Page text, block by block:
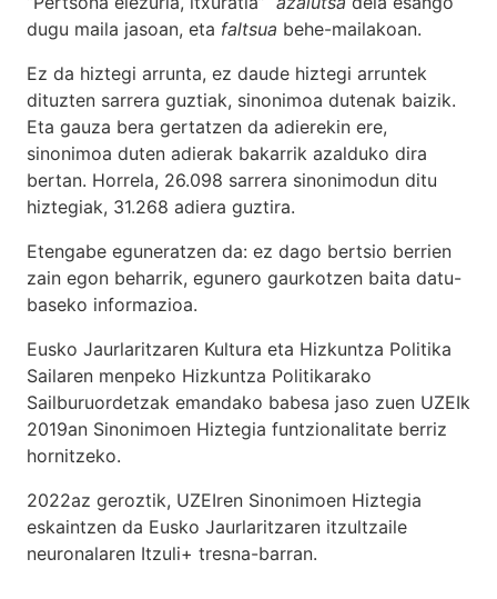
dugu maila jasoan, eta faltsua behe-mailakoan.
Ez da hiztegi arrunta, ez daude hiztegi arruntek
dituzten sarrera guztiak, sinonimoa dutenak baizik.
Eta gauza bera gertatzen da adierekin ere,
sinonimoa duten adierak bakarrik azalduko dira
bertan. Horrela, 26.098 sarrera sinonimodun ditu
hiztegiak, 31.268 adiera guztira.
Etengabe eguneratzen da: ez dago bertsio berrien
zain egon beharrik, egunero gaurkotzen baita datu-
baseko informazioa.
Eusko Jaurlaritzaren Kultura eta Hizkuntza Politika
Sailaren menpeko Hizkuntza Politikarako
Sailburuordetzak emandako babesa jaso zuen UZEIk
2019an Sinonimoen Hiztegia funtzionalitate berriz
hornitzeko.
2022az geroztik, UZEIren Sinonimoen Hiztegia
eskaintzen da Eusko Jaurlaritzaren itzultzaile
neuronalaren Itzuli+ tresna-barran.